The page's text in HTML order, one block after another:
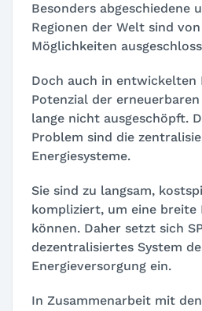
Besonders abgeschiedene
Regionen der Welt sind
Möglichkeiten
Doch auch in entwickelten
Potenzial der
lange nicht ausgeschöpft.
Problem sind die
Energiesysteme.
Sie sind zu langsam,
kompliziert, um eine breite
können. Daher setzt sich
dezentralisiertes System
Energieversorgung ein.
In Zusammenarbeit mit